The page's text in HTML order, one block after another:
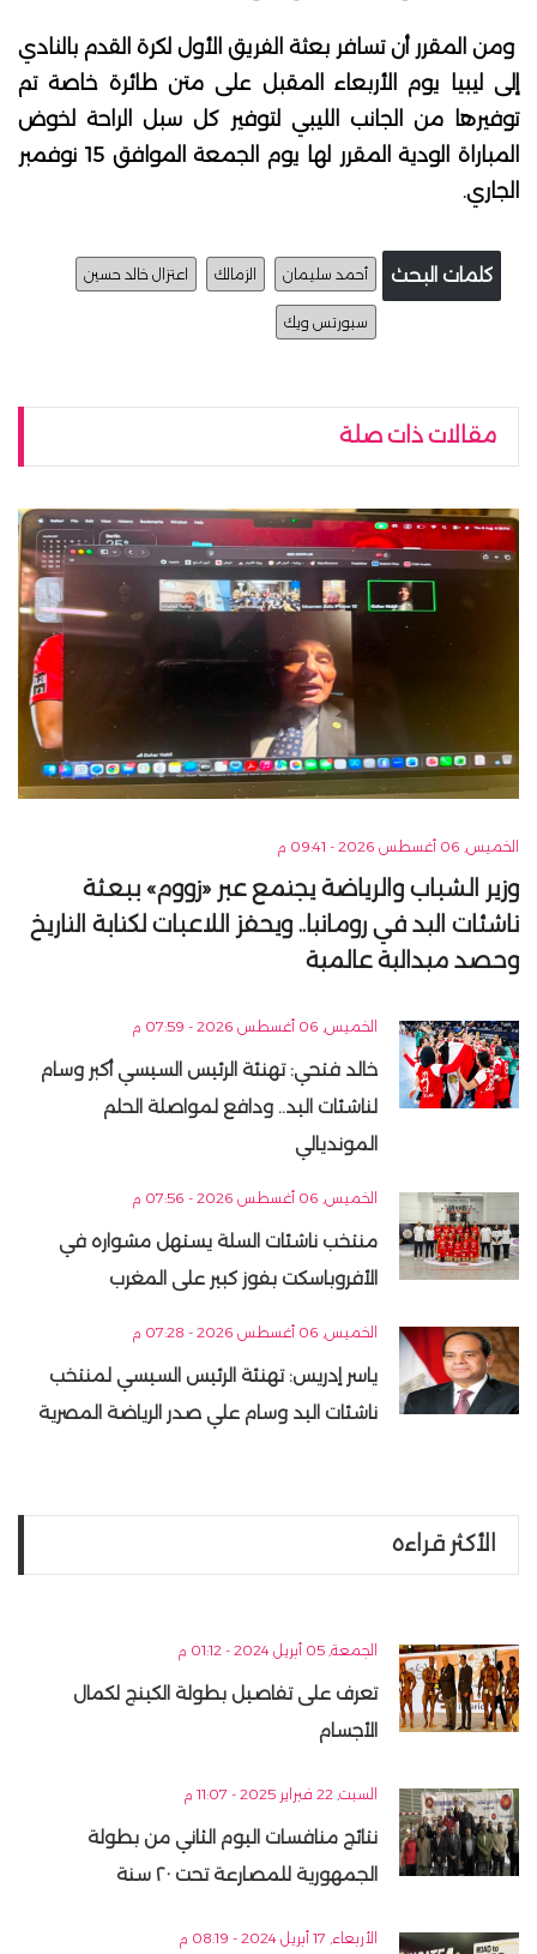
ومن المقرر أن تسافر بعثة الفريق الأول لكرة القدم بالنادي
إلى ليبيا يوم الأربعاء المقبل على متن طائرة خاصة تم
توفيرها من الجانب الليبي لتوفير كل سبل الراحة لخوض
المباراة الودية المقرر لها يوم الجمعة الموافق 15 نوفمبر
الجاري.
كلمات البحث أحمد سليمان الزمالك اعتزال خالد حسين
سبورتس ويك
مقالات ذات صلة
الخميس, 06 أغسطس 2026 - 09:41 م
وزير الشباب والرياضة يجتمع عبر «زووم» ببعثة
ناشئات اليد في رومانيا.. ويحفز اللاعبات لكتابة التاريخ
وحصد ميدالية عالمية
الخميس, 06 أغسطس 2026 - 07:59 م
خالد فتحي: تهنئة الرئيس السيسي أكبر وسام
لناشئات اليد.. ودافع لمواصلة الحلم
المونديالي
الخميس, 06 أغسطس 2026 - 07:56 م
منتخب ناشئات السلة يستهل مشواره في
الأفروباسكت بفوز كبير على المغرب
الخميس, 06 أغسطس 2026 - 07:28 م
ياسر إدريس: تهنئة الرئيس السيسي لمنتخب
ناشئات اليد وسام علي صدر الرياضة المصرية
الأكثر قراءه
الجمعة, 05 أبريل 2024 - 01:12 م
تعرف على تفاصيل بطولة الكينج لكمال
الأجسام
السبت, 22 فبراير 2025 - 11:07 م
نتائج منافسات اليوم الثاني من بطولة
الجمهورية للمصارعة تحت ٢٠ سنة
الأربعاء, 17 أبريل 2024 - 08:19 م